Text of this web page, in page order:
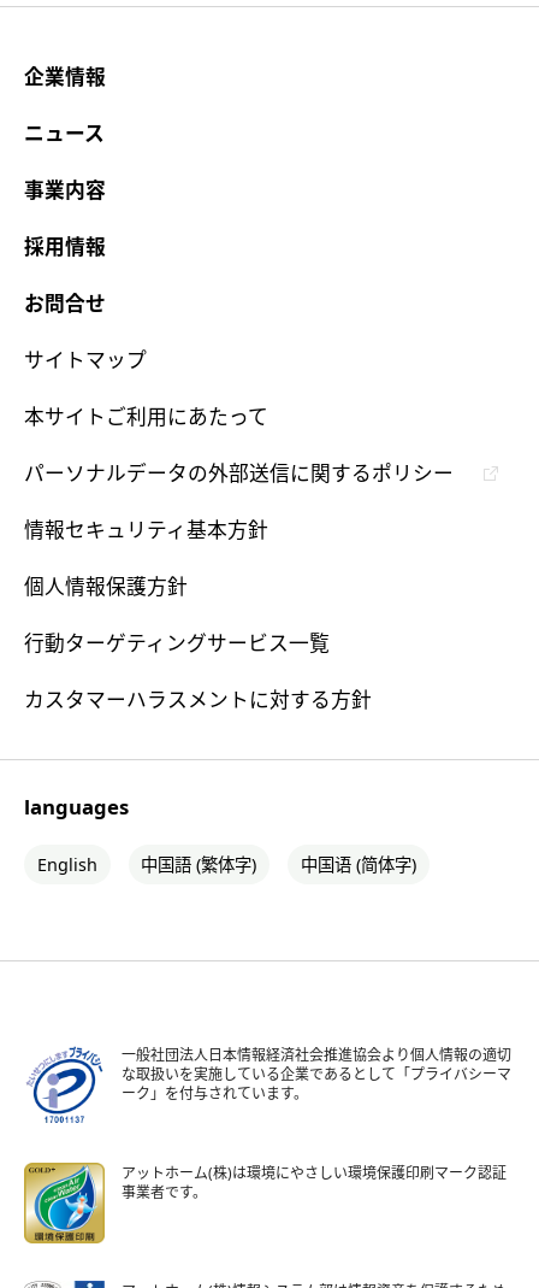
企業情報
ニュース
事業内容
採用情報
お問合せ
サイトマップ
本サイトご利用にあたって
パーソナルデータの外部送信に関するポリシー
情報セキュリティ基本方針
個人情報保護方針
行動ターゲティングサービス一覧
カスタマーハラスメントに対する方針
languages
English 中国語 (繁体字) 中国语 (简体字)
一般社団法人日本情報経済社会推進協会より個人情報の適切
な取扱いを実施している企業であるとして「プライバシーマ
ーク」を付与されています。
アットホーム(株)は環境にやさしい環境保護印刷マーク認証
事業者です。